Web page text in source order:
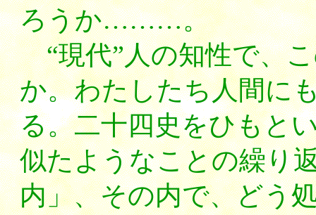
ろうか………。
“現代”人の知性で、
か。わたしたち人間に
る。二十四史をひもと
似たようなことの繰り
内」、その内で、どう